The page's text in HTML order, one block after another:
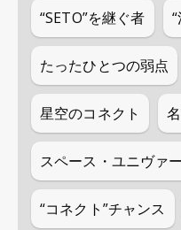
“SETO”を継ぐ者
たったひとつの弱点
星空のコネクト
スペース・ユニヴァ
“コネクト”チャンス